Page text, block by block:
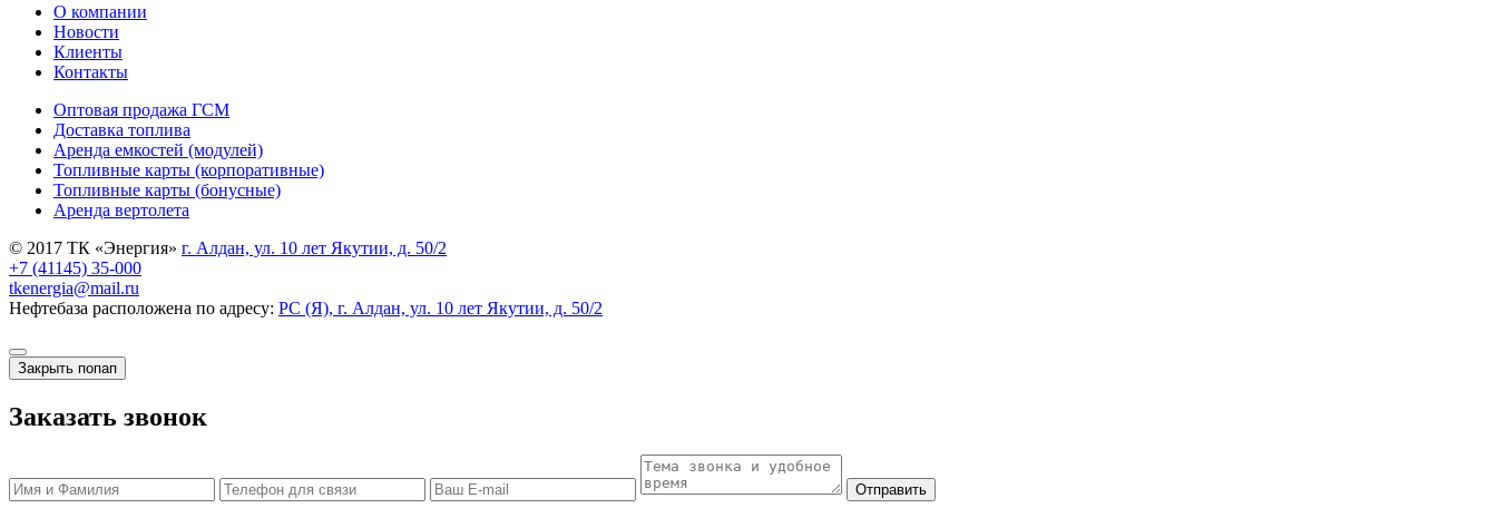
О компании
Новости
Клиенты
Контакты
Оптовая продажа ГСМ
Доставка топлива
Аренда емкостей (модулей)
Топливные карты (корпоративные)
Топливные карты (бонусные)
Аренда вертолета
© 2017 ТК «Энергия» г. Алдан, ул. 10 лет Якутии, д. 50/2
+7 (41145) 35-000
tkenergia@mail.ru
Нефтебаза расположена по адресу: РС (Я), г. Алдан, ул. 10 лет Якутии, д. 50/2
Закрыть попап
Заказать звонок
Отправить